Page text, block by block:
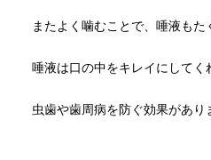
またよく噛むことで、唾液もた
唾液は口の中をキレイにしてく
虫歯や歯周病を防ぐ効果があり